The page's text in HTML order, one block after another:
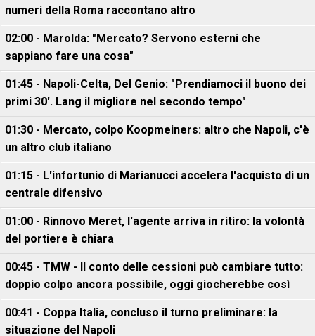
numeri della Roma raccontano altro
02:00 - Marolda: "Mercato? Servono esterni che
sappiano fare una cosa"
01:45 - Napoli-Celta, Del Genio: "Prendiamoci il buono dei
primi 30'. Lang il migliore nel secondo tempo"
01:30 - Mercato, colpo Koopmeiners: altro che Napoli, c'è
un altro club italiano
01:15 - L'infortunio di Marianucci accelera l'acquisto di un
centrale difensivo
01:00 - Rinnovo Meret, l'agente arriva in ritiro: la volontà
del portiere è chiara
00:45 - TMW - Il conto delle cessioni può cambiare tutto:
doppio colpo ancora possibile, oggi giocherebbe così
00:41 - Coppa Italia, concluso il turno preliminare: la
situazione del Napoli